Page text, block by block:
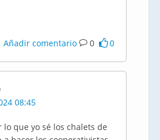
Añadir comentario 0 0
08:45
lo que yo sé los chalets de